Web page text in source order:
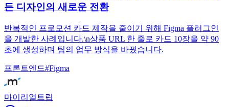
든 디자인의 새로운 전환
반복적인 프로모션 카드 제작을 줄이기 위해 Figma 플러그인
을 개발한 사례입니다.\n상품 URL 한 줄로 카드 10장을 약 90
초에 생성하며 팀의 업무 방식을 바꿨습니다.
프론트엔드#Figma
마이리얼트립